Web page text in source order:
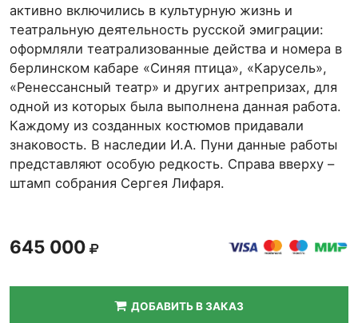
активно включились в культурную жизнь и
театральную деятельность русской эмиграции:
оформляли театрализованные действа и номера в
берлинском кабаре «Синяя птица», «Карусель»,
«Ренессансный театр» и других антрепризах, для
одной из которых была выполнена данная работа.
Каждому из созданных костюмов придавали
знаковость. В наследии И.А. Пуни данные работы
представляют особую редкость. Справа вверху –
штамп собрания Сергея Лифаря.
645 000
ДОБАВИТЬ В ЗАКАЗ